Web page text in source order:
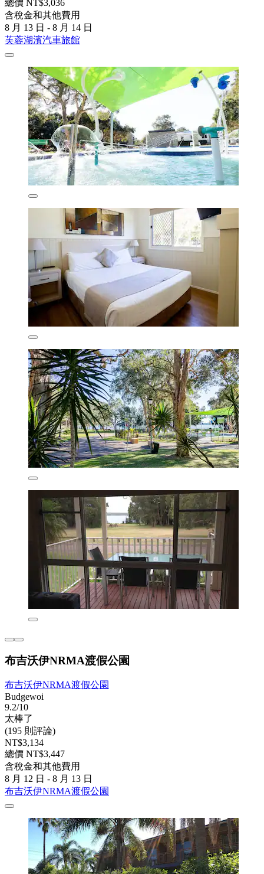
總價 NT$3,036
含稅金和其他費用
8 月 13 日 - 8 月 14 日
芙蓉湖濱汽車旅館
布吉沃伊NRMA渡假公園
布吉沃伊NRMA渡假公園
Budgewoi
9.2/10
太棒了
(195 則評論)
NT$3,134
總價 NT$3,447
含稅金和其他費用
8 月 12 日 - 8 月 13 日
布吉沃伊NRMA渡假公園